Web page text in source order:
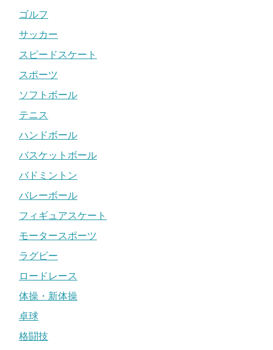
ゴルフ
サッカー
スピードスケート
スポーツ
ソフトボール
テニス
ハンドボール
バスケットボール
バドミントン
バレーボール
フィギュアスケート
モータースポーツ
ラグビー
ロードレース
体操・新体操
卓球
格闘技